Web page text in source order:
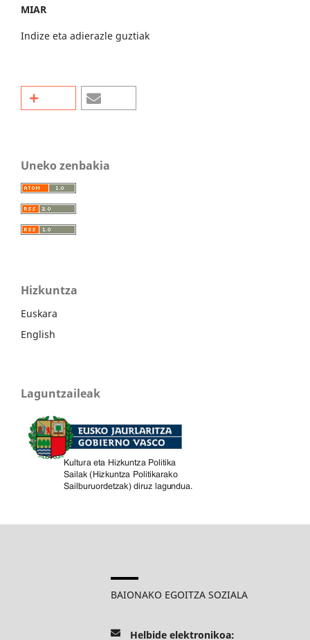
MIAR
Indize eta adierazle guztiak
Uneko zenbakia
Hizkuntza
Euskara
English
Laguntzaileak
BAIONAKO EGOITZA SOZIALA
Helbide elektronikoa: